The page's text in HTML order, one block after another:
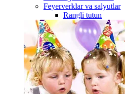
Feyerverklar va salyutlar
Rangli tutun